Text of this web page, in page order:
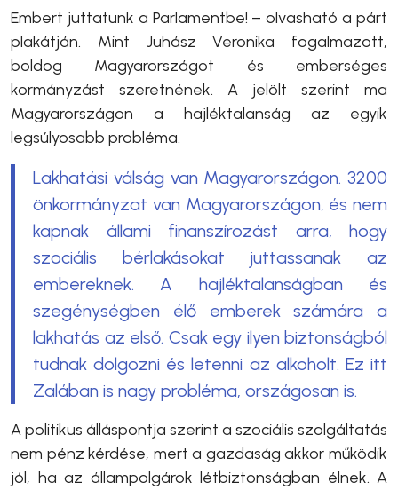
Embert juttatunk a Parlamentbe! – olvasható a párt
plakátján. Mint Juhász Veronika fogalmazott,
boldog Magyarországot és emberséges
kormányzást szeretnének. A jelölt szerint ma
Magyarországon a hajléktalanság az egyik
legsúlyosabb probléma.
Lakhatási válság van Magyarországon. 3200
önkormányzat van Magyarországon, és nem
kapnak állami finanszírozást arra, hogy
szociális bérlakásokat juttassanak az
embereknek. A hajléktalanságban és
szegénységben élő emberek számára a
lakhatás az első. Csak egy ilyen biztonságból
tudnak dolgozni és letenni az alkoholt. Ez itt
Zalában is nagy probléma, országosan is.
A politikus álláspontja szerint a szociális szolgáltatás
nem pénz kérdése, mert a gazdaság akkor működik
jól, ha az állampolgárok létbiztonságban élnek. A